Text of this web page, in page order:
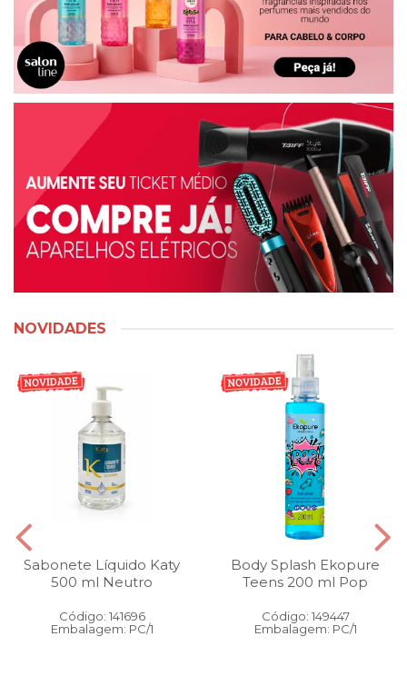
NOVIDADES
Sabonete Líquido Katy
500 ml Neutro
Código: 141696
Embalagem: PC/1
Body Splash Ekopure
Teens 200 ml Pop
Código: 149447
Embalagem: PC/1